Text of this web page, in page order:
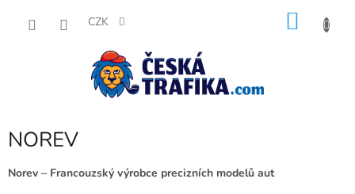
CZK
NOREV
Norev – Francouzský výrobce precizních modelů aut